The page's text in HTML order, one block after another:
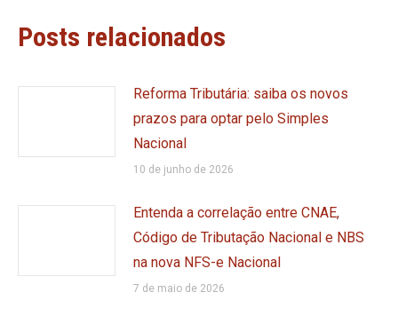
Posts relacionados
Reforma Tributária: saiba os novos
prazos para optar pelo Simples
Nacional
10 de junho de 2026
Entenda a correlação entre CNAE,
Código de Tributação Nacional e NBS
na nova NFS-e Nacional
7 de maio de 2026